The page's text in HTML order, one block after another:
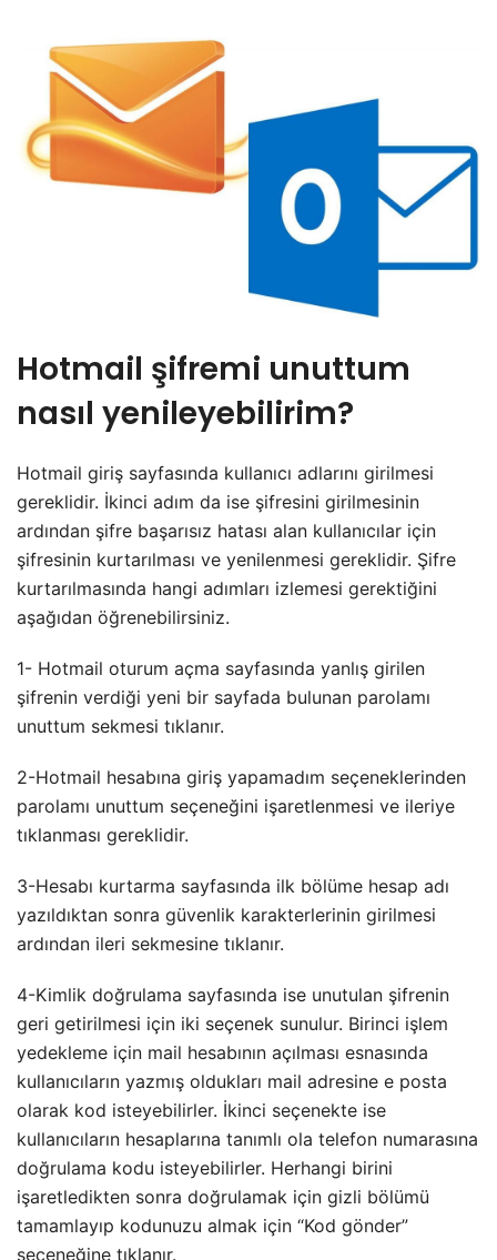
Hotmail şifremi unuttum
nasıl yenileyebilirim?
Hotmail giriş sayfasında kullanıcı adlarını girilmesi
gereklidir. İkinci adım da ise şifresini girilmesinin
ardından şifre başarısız hatası alan kullanıcılar için
şifresinin kurtarılması ve yenilenmesi gereklidir. Şifre
kurtarılmasında hangi adımları izlemesi gerektiğini
aşağıdan öğrenebilirsiniz.
1- Hotmail oturum açma sayfasında yanlış girilen
şifrenin verdiği yeni bir sayfada bulunan parolamı
unuttum sekmesi tıklanır.
2-Hotmail hesabına giriş yapamadım seçeneklerinden
parolamı unuttum seçeneğini işaretlenmesi ve ileriye
tıklanması gereklidir.
3-Hesabı kurtarma sayfasında ilk bölüme hesap adı
yazıldıktan sonra güvenlik karakterlerinin girilmesi
ardından ileri sekmesine tıklanır.
4-Kimlik doğrulama sayfasında ise unutulan şifrenin
geri getirilmesi için iki seçenek sunulur. Birinci işlem
yedekleme için mail hesabının açılması esnasında
kullanıcıların yazmış oldukları mail adresine e posta
olarak kod isteyebilirler. İkinci seçenekte ise
kullanıcıların hesaplarına tanımlı ola telefon numarasına
doğrulama kodu isteyebilirler. Herhangi birini
işaretledikten sonra doğrulamak için gizli bölümü
tamamlayıp kodunuzu almak için “Kod gönder”
seçeneğine tıklanır.